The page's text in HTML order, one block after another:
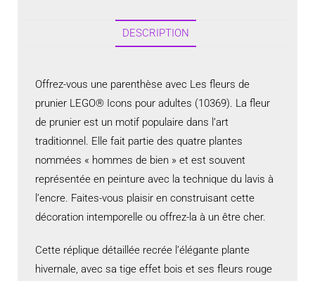
DESCRIPTION
Offrez-vous une parenthèse avec Les fleurs de
prunier LEGO® Icons pour adultes (10369). La fleur
de prunier est un motif populaire dans l’art
traditionnel. Elle fait partie des quatre plantes
nommées « hommes de bien » et est souvent
représentée en peinture avec la technique du lavis à
l’encre. Faites-vous plaisir en construisant cette
décoration intemporelle ou offrez-la à un être cher.
Cette réplique détaillée recrée l’élégante plante
hivernale, avec sa tige effet bois et ses fleurs rouge